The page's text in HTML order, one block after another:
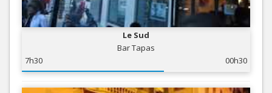
Le Sud
Bar Tapas
7h30
00h30